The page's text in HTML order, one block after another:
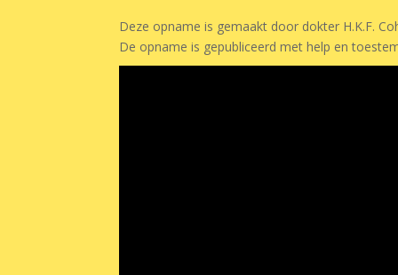
Deze opname is gemaakt door dokter H.K.F.
De opname is gepubliceerd met help en